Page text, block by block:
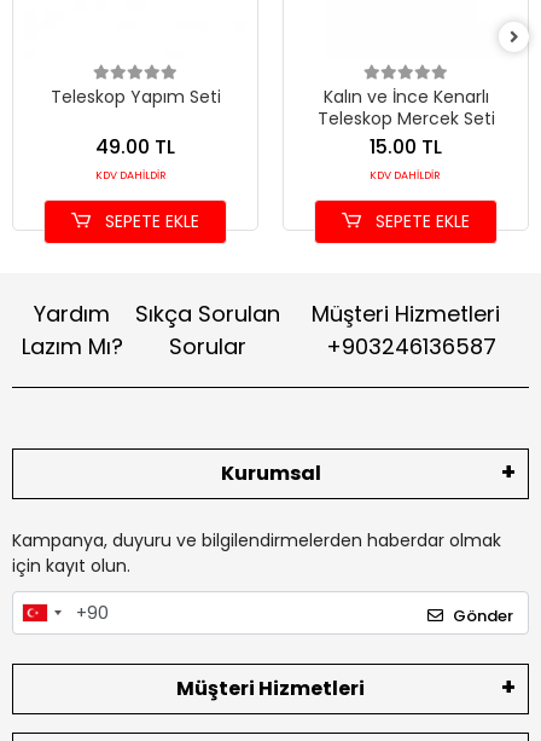
Teleskop Yapım Seti
49.00 TL
KDV DAHİLDİR
SEPETE EKLE
Kalın ve İnce Kenarlı
Teleskop Mercek Seti
15.00 TL
KDV DAHİLDİR
SEPETE EKLE
Yardım
Lazım Mı?
Sıkça Sorulan
Sorular
Müşteri Hizmetleri
+903246136587
Kurumsal
Kampanya, duyuru ve bilgilendirmelerden haberdar olmak
için kayıt olun.
Gönder
Müşteri Hizmetleri